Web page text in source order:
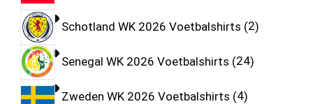
Schotland WK 2026 Voetbalshirts 2
Senegal WK 2026 Voetbalshirts 24
Zweden WK 2026 Voetbalshirts 4